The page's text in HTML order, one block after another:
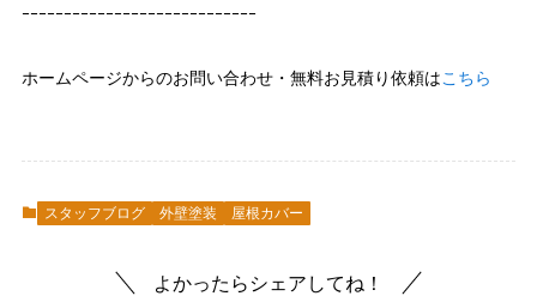
ｰｰｰｰｰｰｰｰｰｰｰｰｰｰｰｰｰｰｰｰｰｰｰｰｰｰｰｰ
ホームページからのお問い合わせ・無料お見積り依頼はこちら
スタッフブログ 外壁塗装 屋根カバー
よかったらシェアしてね！